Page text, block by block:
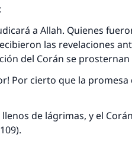
a Allah. Quienes
las revelaciones
del Corán se prosternan
Por cierto que la
de lágrimas, y el